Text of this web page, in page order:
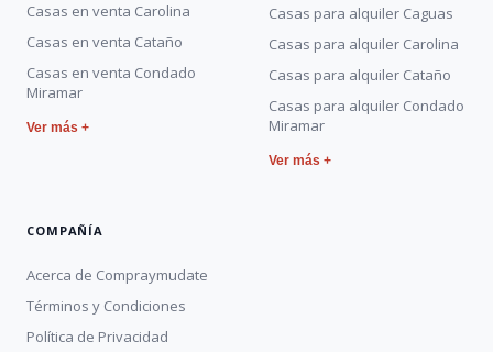
Casas en venta Carolina
Casas en venta Cataño
Casas en venta Condado
Miramar
Ver más +
Casas para alquiler Caguas
Casas para alquiler Carolina
Casas para alquiler Cataño
Casas para alquiler Condado
Miramar
Ver más +
COMPAÑÍA
Acerca de Compraymudate
Términos y Condiciones
Política de Privacidad